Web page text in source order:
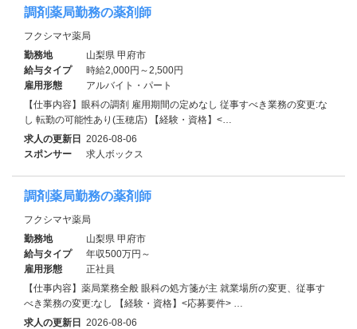
調剤薬局勤務の薬剤師
フクシマヤ薬局
勤務地
山梨県 甲府市
給与タイプ
時給2,000円～2,500円
雇用形態
アルバイト・パート
【仕事内容】眼科の調剤 雇用期間の定めなし 従事すべき業務の変更:な
し 転勤の可能性あり(玉穂店) 【経験・資格】<…
求人の更新日 2026-08-06
スポンサー
求人ボックス
調剤薬局勤務の薬剤師
フクシマヤ薬局
勤務地
山梨県 甲府市
給与タイプ
年収500万円～
雇用形態
正社員
【仕事内容】薬局業務全般 眼科の処方箋が主 就業場所の変更、従事す
べき業務の変更:なし 【経験・資格】<応募要件> …
求人の更新日 2026-08-06